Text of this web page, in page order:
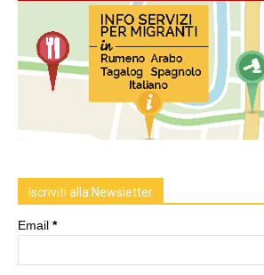
Iscriviti alla Newsletter
Email *